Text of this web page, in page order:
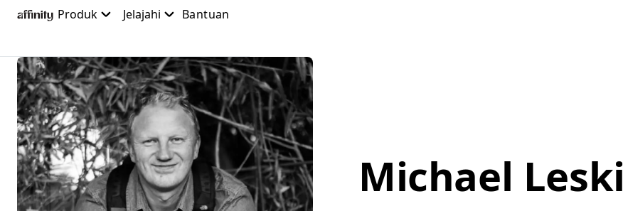
Lewati
utama
Produk Jelajahi Bantuan
Michael Leski